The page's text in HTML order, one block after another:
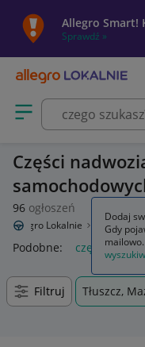
Allegro Smart!
Sprawdź »
Otwórz menu z
Części
96 ogłoszeń
Allegro Lokalnie
Podobne: części
Filtruj Tłuszcz,
Dodaj
Gdy